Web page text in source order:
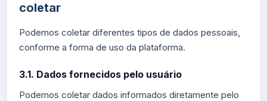
coletar
Podemos coletar diferentes tipos de dados pessoais,
conforme a forma de uso da plataforma.
3.1. Dados fornecidos pelo usuário
Podemos coletar dados informados diretamente pelo